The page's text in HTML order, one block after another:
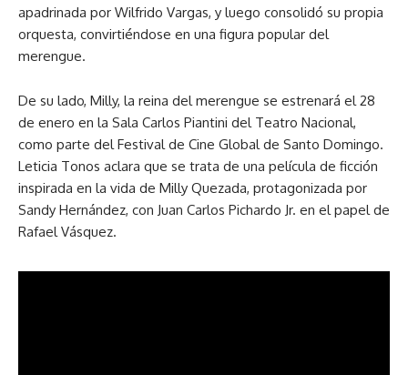
apadrinada por Wilfrido Vargas, y luego consolidó su propia
orquesta, convirtiéndose en una figura popular del
merengue.
De su lado, Milly, la reina del merengue se estrenará el 28
de enero en la Sala Carlos Piantini del Teatro Nacional,
como parte del Festival de Cine Global de Santo Domingo.
Leticia Tonos aclara que se trata de una película de ficción
inspirada en la vida de Milly Quezada, protagonizada por
Sandy Hernández, con Juan Carlos Pichardo Jr. en el papel de
Rafael Vásquez.